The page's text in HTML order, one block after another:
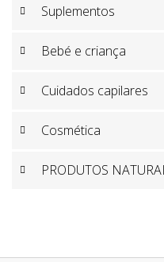
Suplementos
Bebé e criança
Cuidados capilares
Cosmética
PRODUTOS